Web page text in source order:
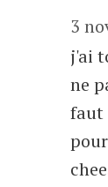
3
j'ai
ne
faut